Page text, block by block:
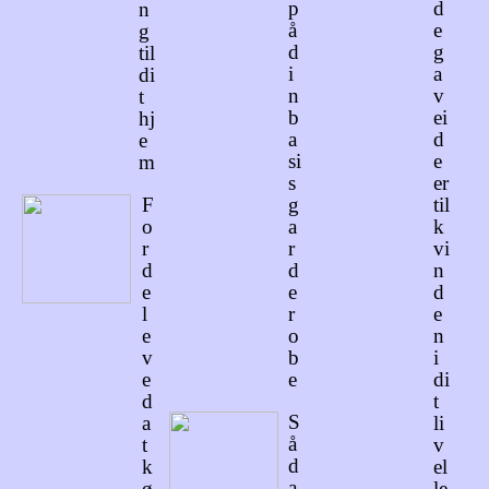
n
g
til
di
t
hj
e
m
F
o
r
d
e
l
e
v
e
d
a
t
k
p
å
d
i
n
b
a
si
s
g
a
r
d
e
r
o
b
e
S
å
d
d
e
g
a
v
ei
d
e
er
til
k
vi
n
d
e
n
i
di
t
li
v
el